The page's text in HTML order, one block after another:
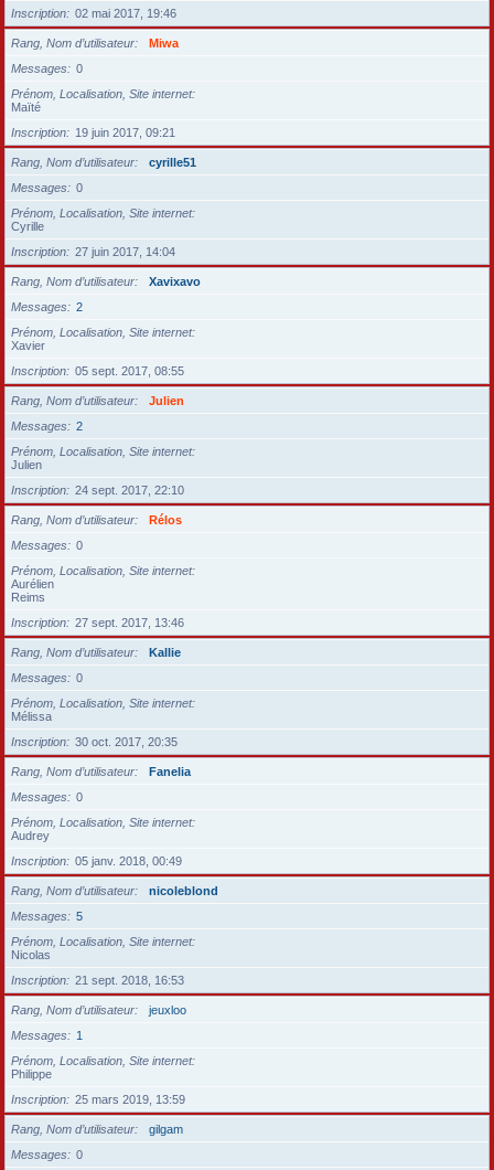
Inscription
02 mai 2017, 19:46
Rang, Nom d’utilisateur
Miwa
Messages
0
Prénom, Localisation, Site internet
Maïté
Inscription
19 juin 2017, 09:21
Rang, Nom d’utilisateur
cyrille51
Messages
0
Prénom, Localisation, Site internet
Cyrille
Inscription
27 juin 2017, 14:04
Rang, Nom d’utilisateur
Xavixavo
Messages
2
Prénom, Localisation, Site internet
Xavier
Inscription
05 sept. 2017, 08:55
Rang, Nom d’utilisateur
Julien
Messages
2
Prénom, Localisation, Site internet
Julien
Inscription
24 sept. 2017, 22:10
Rang, Nom d’utilisateur
Rélos
Messages
0
Prénom, Localisation, Site internet
Aurélien
Reims
Inscription
27 sept. 2017, 13:46
Rang, Nom d’utilisateur
Kallie
Messages
0
Prénom, Localisation, Site internet
Mélissa
Inscription
30 oct. 2017, 20:35
Rang, Nom d’utilisateur
Fanelia
Messages
0
Prénom, Localisation, Site internet
Audrey
Inscription
05 janv. 2018, 00:49
Rang, Nom d’utilisateur
nicoleblond
Messages
5
Prénom, Localisation, Site internet
Nicolas
Inscription
21 sept. 2018, 16:53
Rang, Nom d’utilisateur
jeuxloo
Messages
1
Prénom, Localisation, Site internet
Philippe
Inscription
25 mars 2019, 13:59
Rang, Nom d’utilisateur
gilgam
Messages
0